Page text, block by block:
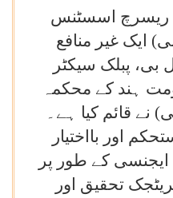
ریسرچ اسسٹنس
ایک غیر منافع
شیڈول بی، پبلک سیکٹر
ہند کے محکمہ
نے قائم کیا ہے۔
اور بااختیار
ایجنسی کے طور پر
تحقیق اور